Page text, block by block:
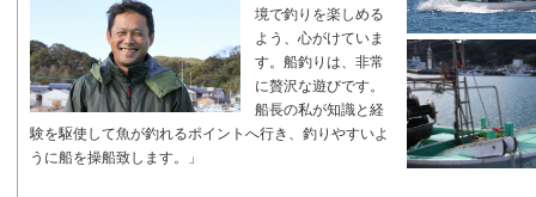
境で釣りを楽しめる
よう、心がけていま
す。船釣りは、非常
に贅沢な遊びです。
船長の私が知識と経
験を駆使して魚が釣れるポイントへ行き、釣りやすいよ
うに船を操船致します。」